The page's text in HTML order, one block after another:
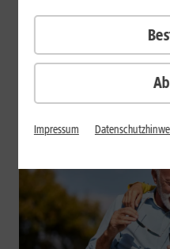
Smartphones mit langer
je. Der Artikel zeigt Modelle,
erklärt die wichtigsten
großem Akku und hoher
Mehr erfahren
Impressum